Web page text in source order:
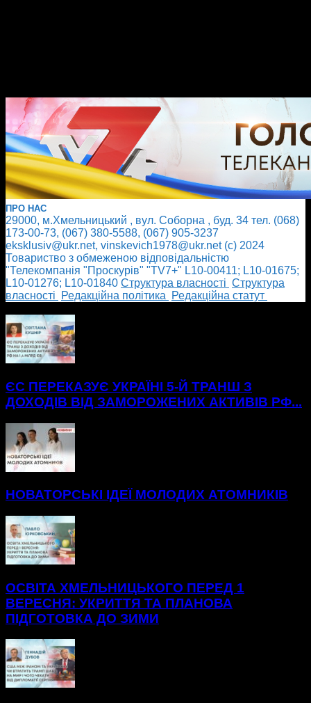
ПРО НАС
29000, м.Хмельницький , вул. Соборна , буд. 34 тел. (068)
173-00-73, (067) 380-5588, (067) 905-3237
eksklusiv@ukr.net, vinskevich1978@ukr.net (с) 2024
Товариство з обмеженою відповідальністю
"Телекомпанія "Проскурів" "TV7+" L10-00411; L10-01675;
L10-01276; L10-01840 Cтруктура власності Cтруктура
власності
Редакційна політика
Редакційна статут
ЄС ПЕРЕКАЗУЄ УКРАЇНІ 5-Й ТРАНШ З
ДОХОДІВ ВІД ЗАМОРОЖЕНИХ АКТИВІВ РФ...
НОВАТОРСЬКІ ІДЕЇ МОЛОДИХ АТОМНИКІВ
ОСВІТА ХМЕЛЬНИЦЬКОГО ПЕРЕД 1
ВЕРЕСНЯ: УКРИТТЯ ТА ПЛАНОВА
ПІДГОТОВКА ДО ЗИМИ